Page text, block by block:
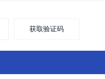
获取验证码